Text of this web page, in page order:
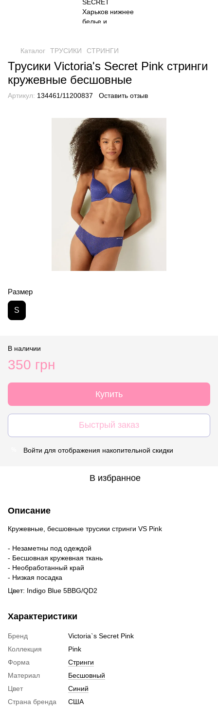
Каталог ТРУСИКИ СТРИНГИ
Трусики Victoria's Secret Pink стринги
кружевные бесшовные
Артикул: 134461/11200837 Оставить отзыв
Размер
S
В наличии
350 грн
Купить
Быстрый заказ
Войти для отображения накопительной скидки
В избранное
Описание
Кружевные, бесшовные трусики стринги VS Pink
- Незаметны под одеждой
- Бесшовная кружевная ткань
- Необработанный край
- Низкая посадка
Цвет: Indigo Blue 5BBG/QD2
Характеристики
Бренд
Victoria`s Secret Pink
Коллекция
Pink
Форма
Стринги
Материал
Бесшовный
Цвет
Синий
Страна бренда
США